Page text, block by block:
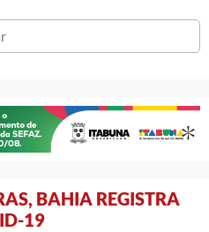
BAHIA REGISTRA
19